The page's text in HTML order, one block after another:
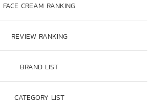
FACE CREAM RANKING
REVIEW RANKING
BRAND LIST
CATEGORY LIST